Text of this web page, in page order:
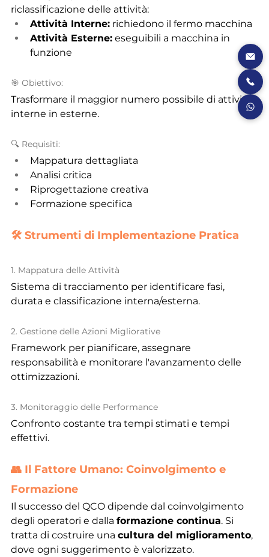
riclassificazione delle attività:
Attività Interne: richiedono il fermo macchina
Attività Esterne: eseguibili a macchina in
funzione
🎯 Obiettivo:
Trasformare il maggior numero possibile di attività
interne in esterne.
🔍 Requisiti:
Mappatura dettagliata
Analisi critica
Riprogettazione creativa
Formazione specifica
🛠 Strumenti di Implementazione Pratica
1. Mappatura delle Attività
Sistema di tracciamento per identificare fasi,
durata e classificazione interna/esterna.
2. Gestione delle Azioni Migliorative
Framework per pianificare, assegnare
responsabilità e monitorare l'avanzamento delle
ottimizzazioni.
3. Monitoraggio delle Performance
Confronto costante tra tempi stimati e tempi
effettivi.
👥 Il Fattore Umano: Coinvolgimento e
Formazione
Il successo del QCO dipende dal coinvolgimento
degli operatori e dalla formazione continua. Si
tratta di costruire una cultura del miglioramento,
dove ogni suggerimento è valorizzato.